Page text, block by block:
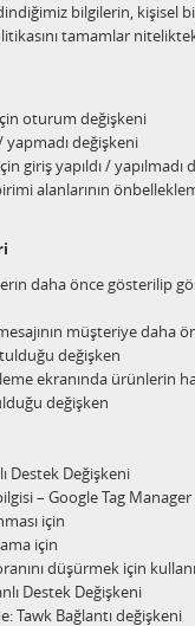
bilgilerin, kişisel
tamamlar
için oturum değişkeni
yapmadı değişkeni
giriş yapıldı / yapılmadı
alanlarının
daha önce gösterilip
müşteriye daha
değişken
ekranında ürünlerin
değişken
Destek Değişkeni
– Google Tag
için
için
düşürmek için
Destek Değişkeni
Tawk Bağlantı değişkeni